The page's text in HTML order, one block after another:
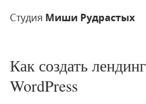
Студия Миши Рудрастых
Как создать
WordPress